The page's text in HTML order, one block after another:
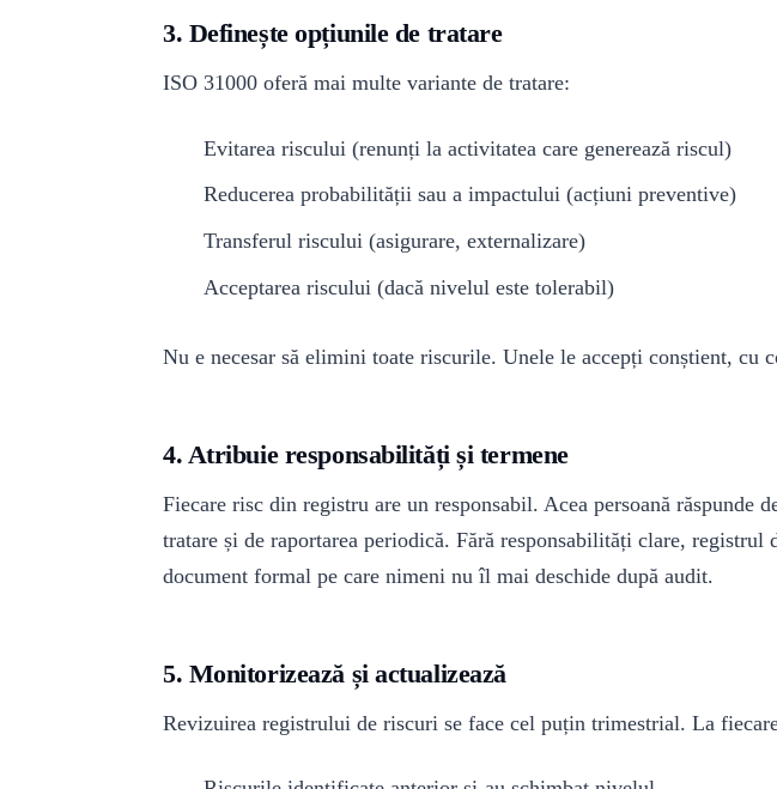
3. Definește opțiunile de tratare
ISO 31000 oferă mai multe variante de tratare:
Evitarea riscului (renunți la activitatea care generează riscul)
Reducerea probabilității sau a impactului (acțiuni preventive)
Transferul riscului (asigurare, externalizare)
Acceptarea riscului (dacă nivelul este tolerabil)
Nu e necesar să elimini toate riscurile. Unele le accepți conștient, cu
4. Atribuie responsabilități și termene
Fiecare risc din registru are un responsabil. Acea persoană răspunde
tratare și de raportarea periodică. Fără responsabilități clare, registrul
document formal pe care nimeni nu îl mai deschide după audit.
5. Monitorizează și actualizează
Revizuirea registrului de riscuri se face cel puțin trimestrial. La